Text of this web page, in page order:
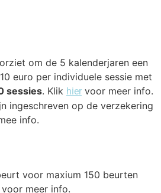
om de 5 kalenderjaren een
euro per individuele sessie met
sessies. Klik hier voor meer info.
ingeschreven op de verzekering
info.
voor maxium 150 beurten
voor meer info.